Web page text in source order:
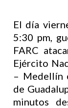
El día
5:30 pm,
FARC
Ejército
– Medellín
de
minutos